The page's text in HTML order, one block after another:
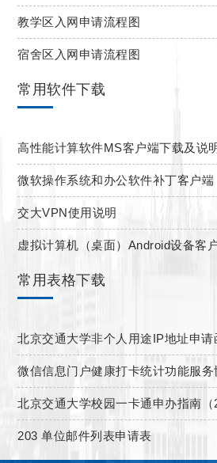
教学区入网申请流程图
宿舍区入网申请流程图
常用软件下载
高性能计算软件MS客户端下载及说
微软操作系统和办公软件补丁客户端
交大VPN使用说明
虚拟计算机（桌面）Android设备客
常用表格下载
北京交通大学非个人用途IP地址申请
微信信息门户健康打卡统计功能服务
北京交通大学校园一卡通申办指南（
203 单位邮件列表申请表